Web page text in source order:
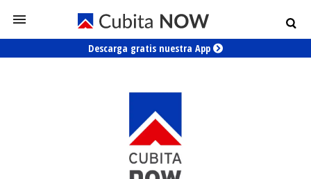
Descarga gratis nuestra App